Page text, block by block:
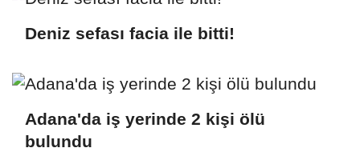
Deniz sefası facia ile bitti!
Adana'da iş yerinde 2 kişi ölü
bulundu